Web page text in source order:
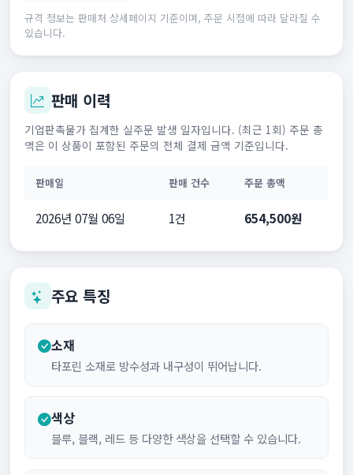
규격 정보는 판매처 상세페이지 기준이며, 주문 시점에 따라 달라질 수
있습니다.
판매 이력
기업판촉물가 집계한 실주문 발생 일자입니다. (최근 1회) 주문 총
액은 이 상품이 포함된 주문의 전체 결제 금액 기준입니다.
판매일 판매 건수 주문 총액
2026년 07월 06일 1건 654,500원
주요 특징
소재
타포린 소재로 방수성과 내구성이 뛰어납니다.
색상
블루, 블랙, 레드 등 다양한 색상을 선택할 수 있습니다.